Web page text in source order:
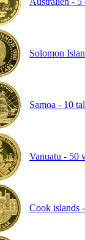
Solomon
Samoa - 10
Vanuatu - 50
Cook islands